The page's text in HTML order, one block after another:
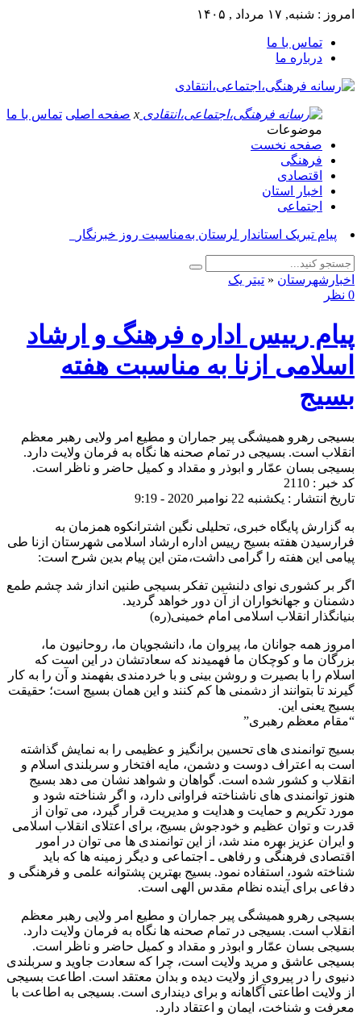
امروز : شنبه, ۱۷ مرداد , ۱۴۰۵
تماس با ما
درباره ما
x صفحه اصلی تماس با ما
موضوعات
صفحه نخست
فرهنگی
اقتصادی
اخبار استان
اجتماعی
پیا_
اخبارشهرستان « تیتر یک
0 نظر
پیام رییس اداره فرهنگ و ارشاد
اسلامی ازنا به مناسبت هفته
بسیج
بسیجی رهرو همیشگی پیر جماران و مطیع امر ولایی رهبر معظم
انقلاب است. بسیجی در تمام صحنه ها نگاه به فرمان ولایت دارد.
بسیجی بسان عمّار و ابوذر و مقداد و کمیل حاضر و ناظر است.
کد خبر : 2110
تاریخ انتشار : یکشنبه 22 نوامبر 2020 - 9:19
به گزارش پایگاه خبری، تحلیلی نگین اشترانکوه همزمان به
فرارسیدن هفته بسیج رییس اداره ارشاد اسلامی شهرستان ازنا طی
پیامی این هفته را گرامی داشت،متن این پیام بدین شرح است:
اگر بر کشوری نوای دلنشین تفکر بسیجی طنین انداز شد چشم طمع
دشمنان و جهانخواران از آن دور خواهد گردید.
بنیانگذار انقلاب اسلامی امام خمینی(ره)
امروز همه جوانان ما، پیروان ما، دانشجویان ما، روحانیون ما،
بزرگان ما و کوچکان ما فهمیدند که سعادتشان در این است که
اسلام را با بصیرت و روشن بینی و با خردمندی بفهمند و آن را به کار
گیرند تا بتوانند از دشمنی ها کم کنند و این همان بسیج است؛ حقیقت
بسیج یعنی این.
“مقام معظم رهبری”
بسیج توانمندی های تحسین برانگیز و عظیمی را به نمایش گذاشته
است به اعتراف دوست و دشمن، مایه افتخار و سربلندی اسلام و
انقلاب و کشور شده است. گواهان و شواهد نشان می دهد بسیج
هنوز توانمندی های ناشناخته فراوانی دارد، و اگر شناخته شود و
مورد تکریم و حمایت و هدایت و مدیریت قرار گیرد، می توان از
قدرت و توان عظیم و خودجوش بسیج، برای اعتلای انقلاب اسلامی
و ایران عزیز بهره مند شد، از این توانمندی ها می توان در امور
اقتصادی فرهنگی و رفاهی ـ اجتماعی و دیگر زمینه ها که باید
شناخته شود، استفاده نمود. بسیج بهترین پشتوانه علمی و فرهنگی و
دفاعی برای آینده نظام مقدس الهی است.
بسیجی رهرو همیشگی پیر جماران و مطیع امر ولایی رهبر معظم
انقلاب است. بسیجی در تمام صحنه ها نگاه به فرمان ولایت دارد.
بسیجی بسان عمّار و ابوذر و مقداد و کمیل حاضر و ناظر است.
بسیجی عاشق و مرید ولایت است، چرا که سعادت جاوید و سربلندی
دنیوی را در پیروی از ولایت دیده و بدان معتقد است. اطاعت بسیجی
از ولایت اطاعتی آگاهانه و برای دینداری است. بسیجی به اطاعت با
معرفت و شناخت، ایمان و اعتقاد دارد.